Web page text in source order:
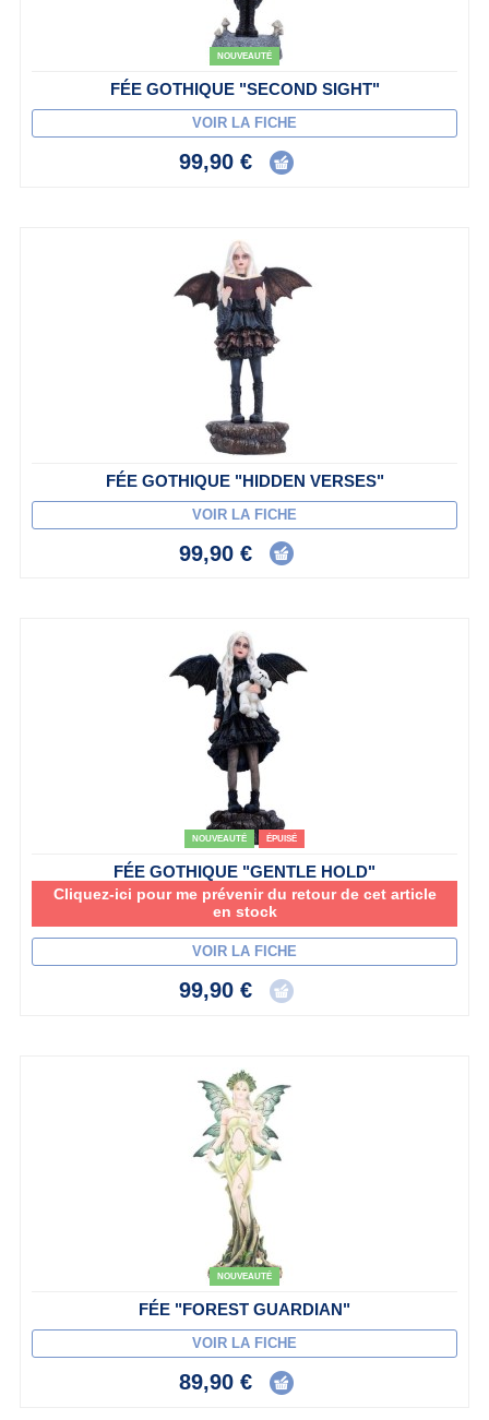
NOUVEAUTÉ
FÉE GOTHIQUE "SECOND SIGHT"
VOIR LA FICHE
99,90 €
FÉE GOTHIQUE "HIDDEN VERSES"
VOIR LA FICHE
99,90 €
NOUVEAUTÉ ÉPUISÉ
FÉE GOTHIQUE "GENTLE HOLD"
Cliquez-ici pour me prévenir du retour de cet article
en stock
VOIR LA FICHE
99,90 €
NOUVEAUTÉ
FÉE "FOREST GUARDIAN"
VOIR LA FICHE
89,90 €